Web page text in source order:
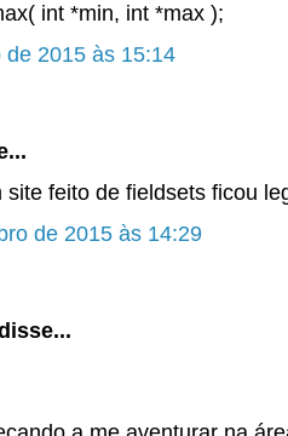
int *min, int *max );
de 2015 às 15:14
site feito de fieldsets ficou
de 2015 às 14:29